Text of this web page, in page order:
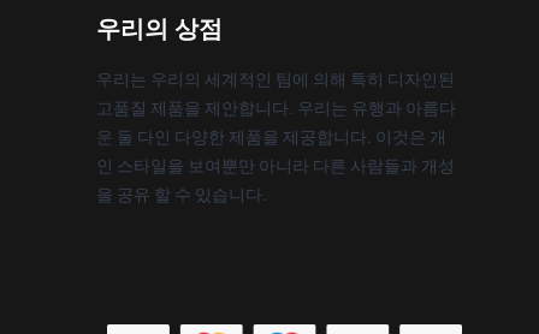
우리의 상점
우리는 우리의 세계적인 팀에 의해 특히 디자인된
고품질 제품을 제안합니다. 우리는 유행과 아름다
운 둘 다인 다양한 제품을 제공합니다. 이것은 개
인 스타일을 보여뿐만 아니라 다른 사람들과 개성
을 공유 할 수 있습니다.